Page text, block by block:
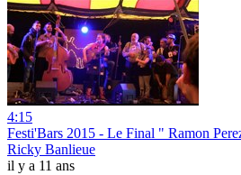
4:15
Festi'Bars 2015 - Le Final " Ramon
Ricky Banlieue
il y a 11 ans